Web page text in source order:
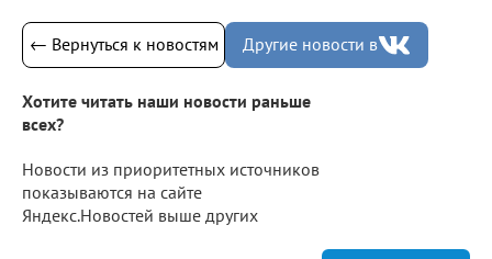
← Вернуться к новостям Другие новости в
Хотите читать наши новости раньше
всех?
Новости из приоритетных источников
показываются на сайте
Яндекс.Новостей выше других